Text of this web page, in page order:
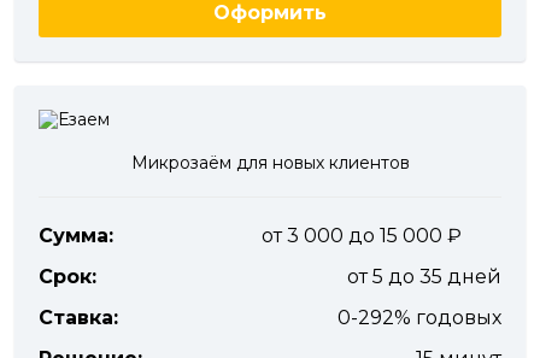
Оформить
Микрозаём для новых клиентов
Сумма:
от 3 000 до 15 000
Срок:
от 5 до 35 дней
Ставка:
0-292% годовых